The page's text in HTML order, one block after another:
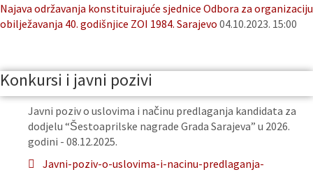
Najava održavanja konstituirajuće sjednice Odbora za organizaciju
obilježavanja 40. godišnjice ZOI 1984. Sarajevo 04.10.2023. 15:00
Konkursi i javni pozivi
Javni poziv o uslovima i načinu predlaganja kandidata za
dodjelu “Šestoaprilske nagrade Grada Sarajeva” u 2026.
godini - 08.12.2025.
Javni-poziv-o-uslovima-i-nacinu-predlaganja-